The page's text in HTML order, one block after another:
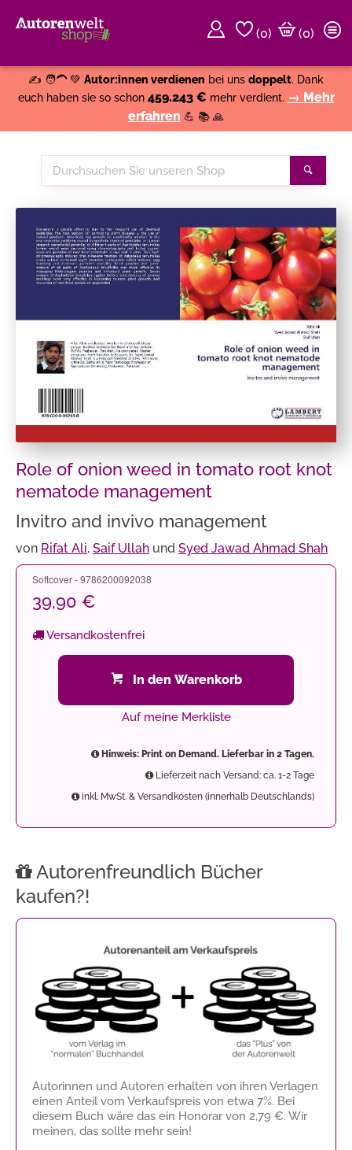
(0)
(0)
✍️ 🧑‍🦱 💚 Autor:innen verdienen bei uns doppelt. Dank
euch haben sie so schon 459.243 € mehr verdient. → Mehr
erfahren 💪 📚 🙏
Durchsuchen
Sie
Role of onion weed in tomato root knot
nematode management
Invitro and invivo management
von Rifat Ali, Saif Ullah und Syed Jawad Ahmad Shah
Softcover - 9786200092038
39,90 €
Versandkostenfrei
In den Warenkorb
Auf meine Merkliste
Hinweis: Print on Demand. Lieferbar in 2 Tagen.
Lieferzeit nach Versand: ca. 1-2 Tage
inkl. MwSt. & Versandkosten (innerhalb Deutschlands)
Autorenfreundlich Bücher
kaufen?!
Autorinnen und Autoren erhalten von ihren Verlagen
einen Anteil vom Verkaufspreis von etwa 7%. Bei
diesem Buch wäre das ein Honorar von 2,79 €. Wir
meinen, das sollte mehr sein!